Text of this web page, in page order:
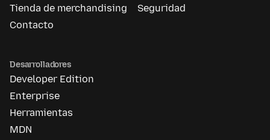
Tienda de merchandising
Contacto
Seguridad
Desarrolladores
Developer Edition
Enterprise
Herramientas
MDN